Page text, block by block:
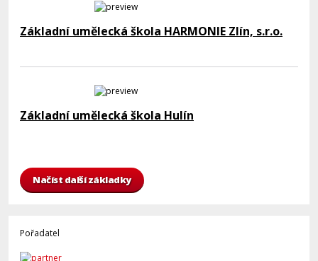
Základní umělecká škola HARMONIE Zlín, s.r.o.
Základní umělecká škola Hulín
Načíst další základky
Pořadatel